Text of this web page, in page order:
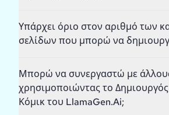
Υπάρχει όριο στον αριθμό των
σελίδων που μπορώ να
Μπορώ να συνεργαστώ με
χρησιμοποιώντας το
Κόμικ του LlamaGen.Ai;